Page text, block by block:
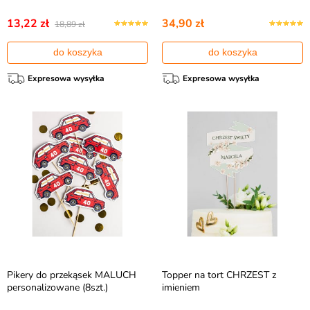
13,22 zł 18,89 zł
do koszyka
Expresowa wysyłka
34,90 zł
do koszyka
Expresowa wysyłka
Pikery do przekąsek MALUCH
personalizowane (8szt.)
Topper na tort CHRZEST z
imieniem